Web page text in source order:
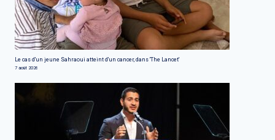
Le cas d'un jeune Sahraoui atteint d'un cancer, dans 'The Lancet'
7 août 2026